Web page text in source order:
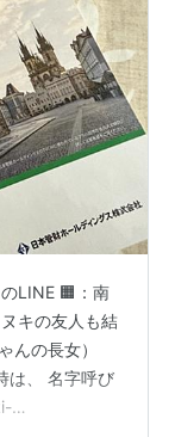
LINE 🟧：南
キの友人も結
んの長女）
は、 名字呼び